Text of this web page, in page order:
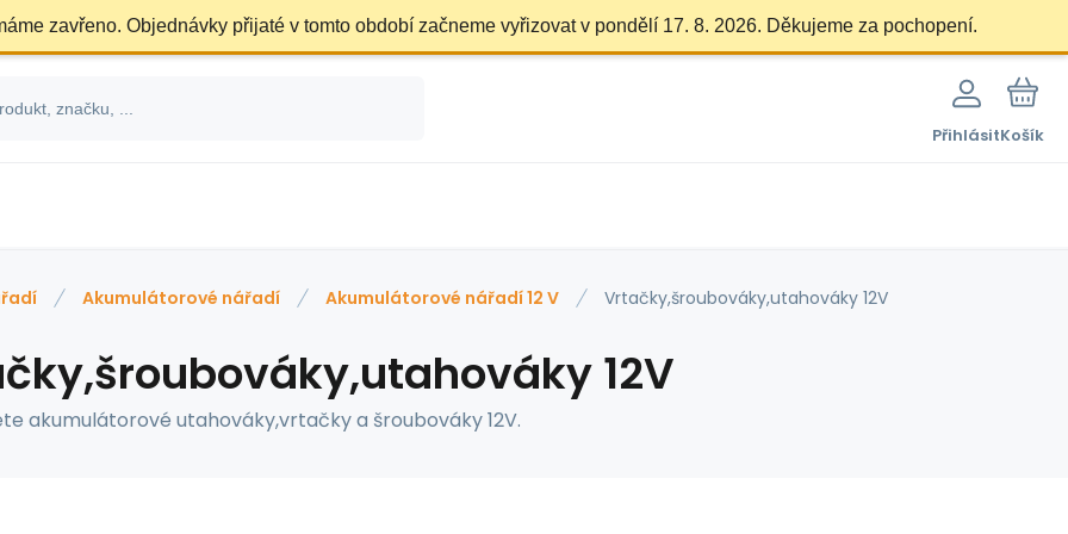
zavřeno. Objednávky přijaté v tomto období začneme vyřizovat v pondělí 17. 8. 2026. Děkujeme za pochopení.
PřihlásitKošík
Akumulátorové nářadí Akumulátorové nářadí 12 V Vrtačky,šroubováky,utahováky 12V
12V
akumulátorové utahováky,vrtačky a šroubováky 12V.